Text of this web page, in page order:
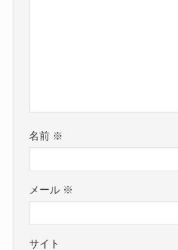
名前 ※
メール ※
サイト